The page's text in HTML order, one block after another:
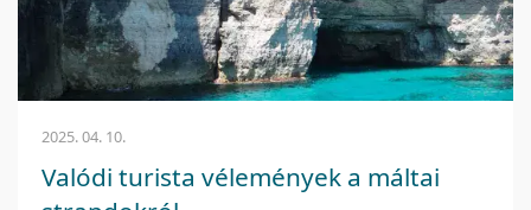
2025. 04. 10.
Valódi turista vélemények a máltai